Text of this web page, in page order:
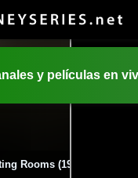
y películas en
Rooms (1970)